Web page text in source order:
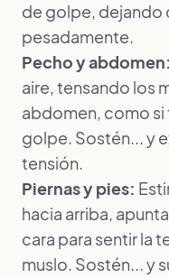
de golpe, dejando
pesadamente.
Pecho y abdomen:
aire, tensando los
abdomen, como si
golpe. Sostén... y
tensión.
Piernas y pies:
hacia arriba,
cara para sentir la
muslo. Sostén... y